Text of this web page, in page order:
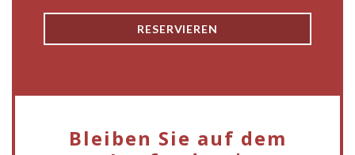
RESERVIEREN
Bleiben Sie auf dem